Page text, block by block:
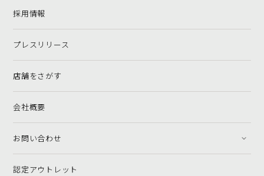
採用情報
プレスリリース
店舗をさがす
会社概要
お問い合わせ
認定アウトレット